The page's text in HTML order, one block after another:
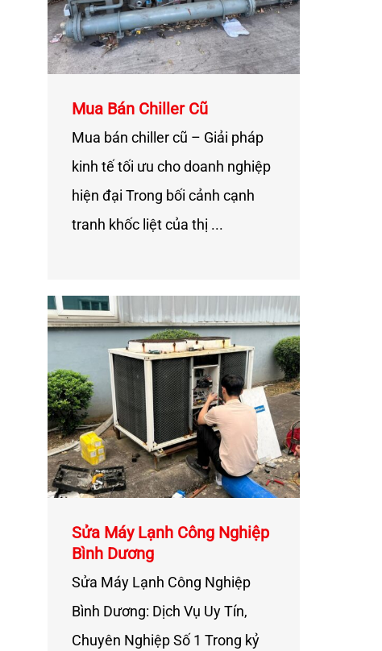
Mua Bán Chiller Cũ
Mua bán chiller cũ – Giải pháp
kinh tế tối ưu cho doanh nghiệp
hiện đại Trong bối cảnh cạnh
tranh khốc liệt của thị ...
Sửa Máy Lạnh Công Nghiệp
Bình Dương
Sửa Máy Lạnh Công Nghiệp
Bình Dương: Dịch Vụ Uy Tín,
Chuyên Nghiệp Số 1 Trong kỷ